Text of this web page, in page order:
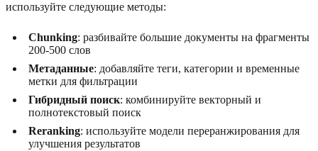
используйте следующие методы:
Chunking: разбивайте большие документы на фрагменты
200-500 слов
Метаданные: добавляйте теги, категории и временные
метки для фильтрации
Гибридный поиск: комбинируйте векторный и
полнотекстовый поиск
Reranking: используйте модели переранжирования для
улучшения результатов